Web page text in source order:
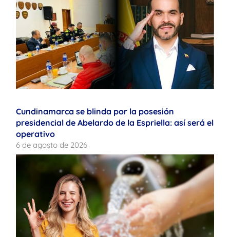
Cundinamarca se blinda por la posesión
presidencial de Abelardo de la Espriella: así será el
operativo
6 de agosto de 2026